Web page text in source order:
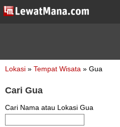
Lokasi » Tempat Wisata » Gua
Cari Gua
Cari Nama atau Lokasi Gua